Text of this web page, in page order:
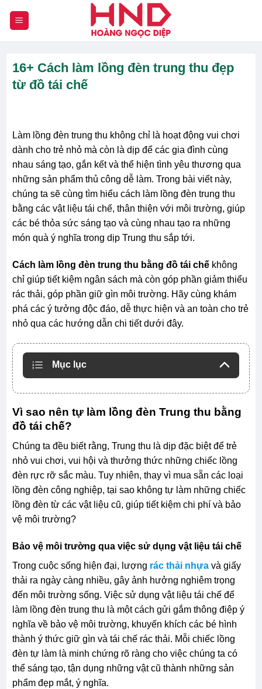
đến
16+ Cách làm lồng đèn trung thu đẹp
từ đồ tái chế
Làm lồng đèn trung thu không chỉ là hoạt động vui chơi
dành cho trẻ nhỏ mà còn là dịp để các gia đình cùng
nhau sáng tạo, gắn kết và thể hiện tình yêu thương qua
những sản phẩm thủ công dễ làm. Trong bài viết này,
chúng ta sẽ cùng tìm hiểu cách làm lồng đèn trung thu
bằng các vật liệu tái chế, thân thiện với môi trường, giúp
các bé thỏa sức sáng tạo và cùng nhau tạo ra những
món quà ý nghĩa trong dịp Trung thu sắp tới.
Cách làm lồng đèn trung thu bằng đồ tái chếkhông
chỉ giúp tiết kiệm ngân sách mà còn góp phần giảm thiểu
rác thải, góp phần giữ gìn môi trường. Hãy cùng khám
phá các ý tưởng độc đáo, dễ thực hiện và an toàn cho trẻ
nhỏ qua các hướng dẫn chi tiết dưới đây.
Mục lục
Vì sao nên tự làm lồng đèn Trung thu bằng
đồ tái chế?
Chúng ta đều biết rằng, Trung thu là dịp đặc biệt để trẻ
nhỏ vui chơi, vui hội và thưởng thức những chiếc lồng
đèn rực rỡ sắc màu. Tuy nhiên, thay vì mua sẵn các loại
lồng đèn công nghiệp, tại sao không tự làm những chiếc
lồng đèn từ các vật liệu cũ, giúp tiết kiệm chi phí và bảo
vệ môi trường?
Bảo vệ môi trường qua việc sử dụng vật liệu tái chế
Trong cuộc sống hiện đại, lượng rác thải nhựavà giấy
thải ra ngày càng nhiều, gây ảnh hưởng nghiêm trọng
đến môi trường sống. Việc sử dụng vật liệu tái chế để
làm lồng đèn trung thu là một cách gửi gắm thông điệp ý
nghĩa về bảo vệ môi trường, khuyến khích các bé hình
thành ý thức giữ gìn và tái chế rác thải. Mỗi chiếc lồng
đèn tự làm là minh chứng rõ ràng cho việc chúng ta có
thể sáng tạo, tận dụng những vật cũ thành những sản
phẩm đẹp mắt, ý nghĩa.